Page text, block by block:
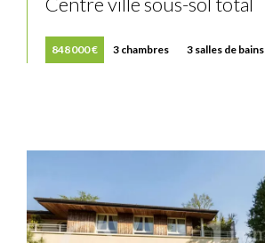
848 000 € 3 chambres 3 salles de bains